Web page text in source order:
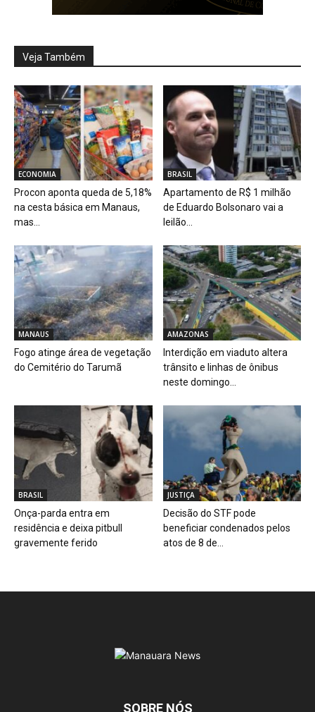
Veja Também
ECONOMIA
Procon aponta queda de 5,18%
na cesta básica em Manaus,
mas...
BRASIL
Apartamento de R$ 1 milhão
de Eduardo Bolsonaro vai a
leilão...
MANAUS
Fogo atinge área de vegetação
do Cemitério do Tarumã
AMAZONAS
Interdição em viaduto altera
trânsito e linhas de ônibus
neste domingo...
BRASIL
Onça-parda entra em
residência e deixa pitbull
gravemente ferido
JUSTIÇA
Decisão do STF pode
beneficiar condenados pelos
atos de 8 de...
SOBRE NÓS